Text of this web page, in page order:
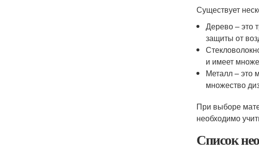
Существует
Дерево – это
защиты от
и имеет
Металл – это
множество
При выборе
необходимо
Список